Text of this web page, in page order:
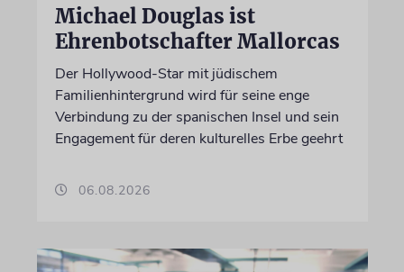
Michael Douglas ist
Ehrenbotschafter Mallorcas
Der Hollywood-Star mit jüdischem
Familienhintergrund wird für seine enge
Verbindung zu der spanischen Insel und sein
Engagement für deren kulturelles Erbe geehrt
06.08.2026